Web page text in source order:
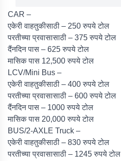
CAR –
एकेरी वाहतुकीसाठी – 250 रुपये टोल
परतीच्या प्रवासासाठी – 375 रुपये टोल
दैंनदिन पास – 625 रुपये टोल
मासिक पास 12,500 रुपये टोल
LCV/Mini Bus –
एकेरी वाहतुकीसाठी – 400 रुपये टोल
परतीच्या प्रवासासाठी – 600 रुपये टोल
दैंनदिन पास – 1000 रुपये टोल
मासिक पास 20,000 रुपये टोल
BUS/2-AXLE Truck –
एकेरी वाहतुकीसाठी – 830 रुपये टोल
परतीच्या प्रवासासाठी – 1245 रुपये टोल